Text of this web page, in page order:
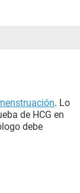
. Lo
de HCG en
debe